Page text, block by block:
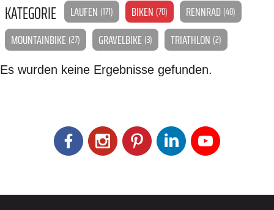
KATEGORIE LAUFEN (171) BIKEN (70) RENNRAD (40)
MOUNTAINBIKE (27) GRAVELBIKE (3) TRIATHLON (2)
Es wurden keine Ergebnisse gefunden.